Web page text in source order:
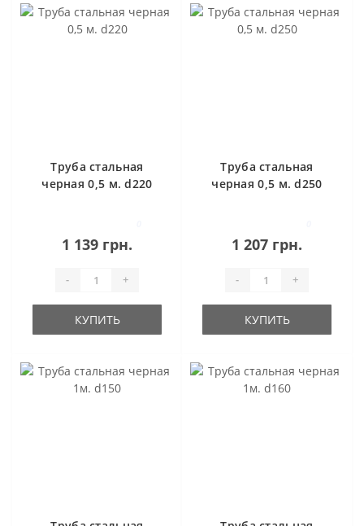
Труба стальная
черная 0,5 м. d220
1 139 грн.
- +
КУПИТЬ
Труба стальная
черная 0,5 м. d250
1 207 грн.
- +
КУПИТЬ